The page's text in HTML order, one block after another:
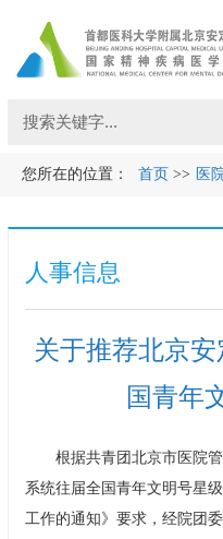
您所在的位置： 首页 >> 医
人事信息
关于推荐北京
国青年
根据共青团北京市医院管
系统往届全国青年文明号星
工作的通知》要求，经院团